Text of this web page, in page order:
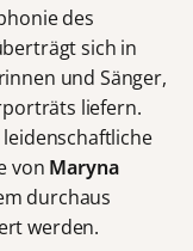
des
sich in
und Sänger,
liefern.
von Maryna
durchaus
werden.